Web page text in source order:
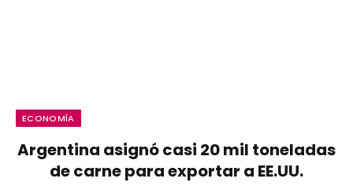
ECONOMÍA
Argentina asignó casi 20 mil toneladas
de carne para exportar a EE.UU.